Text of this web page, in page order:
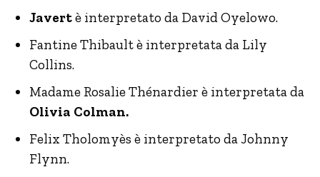
Javertè interpretato da David Oyelowo.
Fantine Thibault è interpretata da Lily
Collins.
Madame Rosalie Thénardier è interpretata da
Olivia Colman.
Felix Tholomyès è interpretato da Johnny
Flynn.